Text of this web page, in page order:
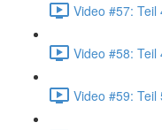
Video #57: Teil
Video #58: Teil
Video #59: Teil